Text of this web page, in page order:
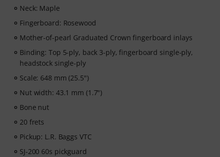
Neck: Maple
Fingerboard: Rosewood
Mother-of-pearl Graduated Crown fingerboard inlays
Binding: Top 5-ply, back 3-ply, fingerboard single-ply,
headstock single-ply
Scale: 648 mm (25.5")
Nut width: 43.1 mm (1.7")
Bone nut
20 frets
Pickup: L.R. Baggs VTC
SJ-200 60s pickguard